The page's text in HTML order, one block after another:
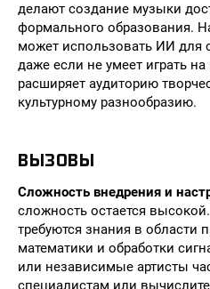
делают создание музыки
формального образования.
может использовать ИИ для
даже если не умеет играть
расширяет аудиторию
культурному разнообразию.
ВЫЗОВЫ
Сложность внедрения и
сложность остается
требуются знания в области
математики и обработки
или независимые артисты
специалистам или